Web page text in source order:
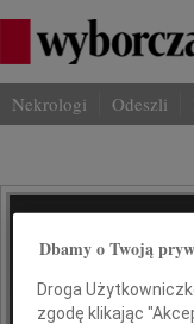
Nekrologi Odeszli
Na
Dbamy o Twoją
Droga
zgodę klikając